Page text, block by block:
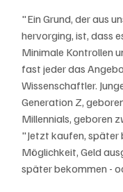
"Ein Grund, der aus
hervorging, ist, dass
Minimale Kontrollen
fast jeder das
Wissenschaftler.
Generation Z,
Millennials, geboren
"Jetzt kaufen, später
Möglichkeit, Geld
später bekommen -